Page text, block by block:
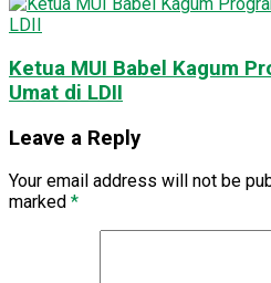
Ketua MUI Babel Kagum
Umat di LDII
Leave a Reply
Your email address will not be
marked *